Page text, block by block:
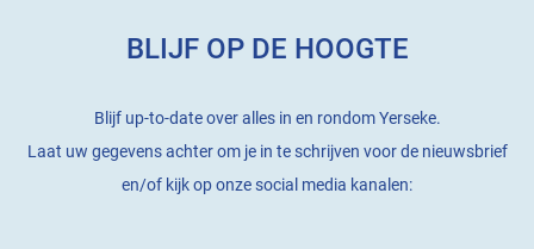
BLIJF OP DE HOOGTE
Blijf up-to-date over alles in en rondom Yerseke.
Laat uw gegevens achter om je in te schrijven voor de nieuwsbrief
en/of kijk op onze social media kanalen: